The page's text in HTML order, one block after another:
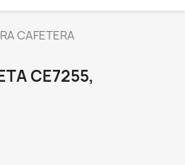
CAFETERA
CE7255,